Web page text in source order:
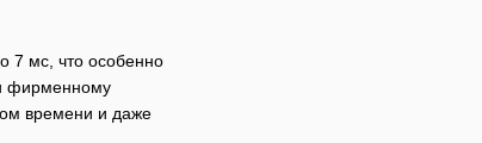
7 мс, что особенно
фирменному
времени и даже